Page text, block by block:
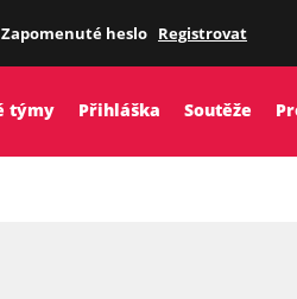
Zapomenuté heslo Registrovat
týmy Přihláška Soutěže